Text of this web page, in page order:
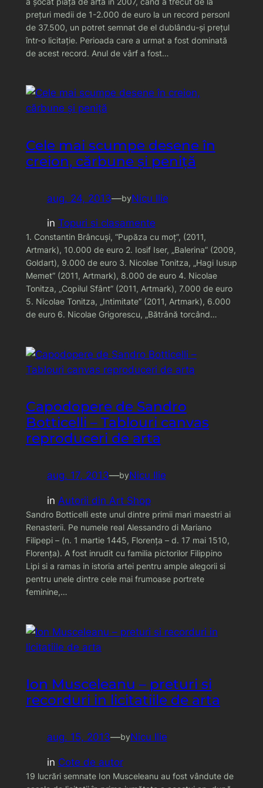
preţuri medii de 1-2.000 de euro la un record personl
de 37.500, un potret semnat de el dublându-şi preţul
într-o licitaţie. Perioada care a urmat a fost dominată
de acest record. Anul de vârf a fost…
Cele mai scumpe desene în
creion, cărbune şi peniţă
aug. 24, 2013—byNicu Ilie
in Topuri si clasamente
1. Constantin Brâncuşi, “Pupăza cu moţ”, (2011,
Artmark), 10.000 de euro 2. Iosif Iser, „Balerina” (2009,
Goldart), 9.000 de euro 3. Nicolae Tonitza, „Hagi Iusup
Memet” (2011, Artmark), 8.000 de euro 4. Nicolae
Tonitza, „Copilul Sfânt” (2011, Artmark), 7.000 de euro
5. Nicolae Tonitza, „Intimitate” (2011, Artmark), 6.000
de euro 6. Nicolae Grigorescu, „Bătrână torcând…
Capodopere de Sandro
Botticelli – Tablouri canvas
reproduceri de arta
aug. 17, 2013—byNicu Ilie
in Autorii din Art Shop
Sandro Botticelli este unul dintre primii mari maestri ai
Renasterii. Pe numele real Alessandro di Mariano
Filipepi – (n. 1 martie 1445, Florența – d. 17 mai 1510,
Florența). A fost inrudit cu familia pictorilor Filippino
Lipi si a ramas in istoria artei pentru ample alegorii si
pentru unele dintre cele mai frumoase portrete
feminine,…
Ion Musceleanu – preturi si
recorduri in licitatiile de arta
aug. 15, 2013—byNicu Ilie
in Cote de autor
19 lucrări semnate Ion Musceleanu au fost vândute de